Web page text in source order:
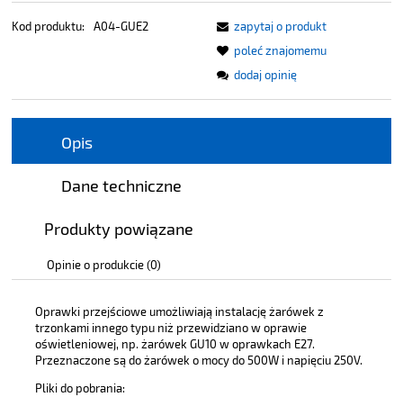
Kod produktu: A04-GUE2
zapytaj o produkt
poleć znajomemu
dodaj opinię
Opis
Dane techniczne
Produkty powiązane
Opinie o produkcie (0)
Oprawki przejściowe umożliwiają instalację żarówek z
trzonkami innego typu niż przewidziano w oprawie
oświetleniowej, np. żarówek GU10 w oprawkach E27.
Przeznaczone są do żarówek o mocy do 500W i napięciu 250V.
Pliki do pobrania: